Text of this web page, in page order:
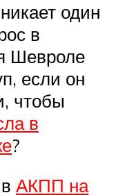
один
в
Шевроле
если он
чтобы
в
?
АКПП на